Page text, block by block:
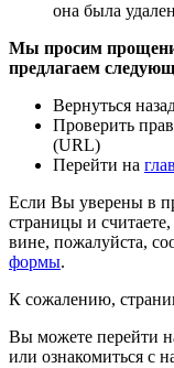
она была
Мы просим
предлагаем
Вернуться
Проверить
(URL)
Перейти на
Если Вы уверены в
страницы и
вине, пожалуйста,
формы.
К сожалению,
Вы можете перейти
или ознакомиться с